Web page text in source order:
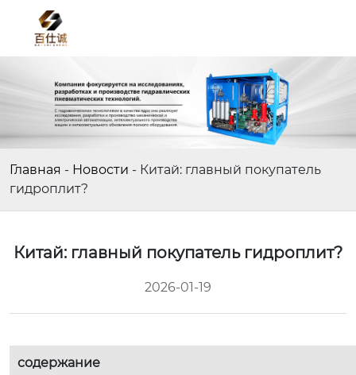
Главная - Новости - Китай: главный покупатель
гидроплит?
Китай: главный покупатель гидроплит?
2026-01-19
содержание